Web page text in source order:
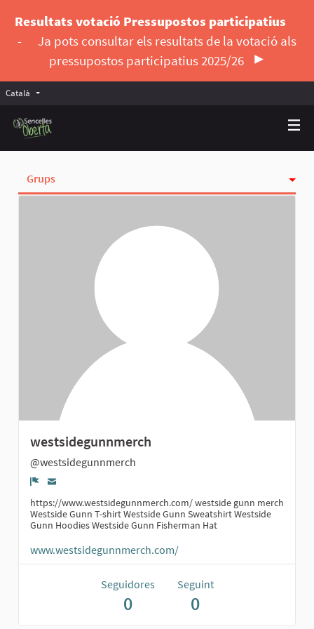
Resultats votació Pressupostos participatius
-
Ja pots consultar els resultats de la votació als
pressupostos participatius 2025/26
Català Triar la llengua
Grups
westsidegunnmerch
@westsidegunnmerch
Denúncia
https://www.westsidegunnmerch.com/ westside gunn merch
Westside Gunn T-shirt Westside Gunn Sweatshirt Westside
Gunn Hoodies Westside Gunn Fisherman Hat
www.westsidegunnmerch.com/
Seguidores
0
Seguint
0